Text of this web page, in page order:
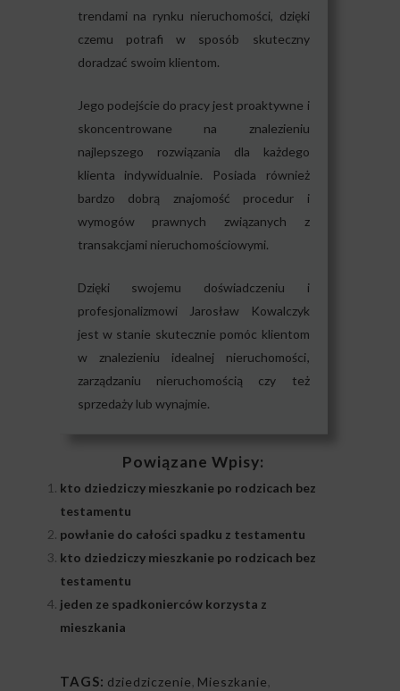
trendami na rynku nieruchomości, dzięki
czemu potrafi w sposób skuteczny
doradzać swoim klientom.
Jego podejście do pracy jest proaktywne i
skoncentrowane na znalezieniu
najlepszego rozwiązania dla każdego
klienta indywidualnie. Posiada również
bardzo dobrą znajomość procedur i
wymogów prawnych związanych z
transakcjami nieruchomościowymi.
Dzięki swojemu doświadczeniu i
profesjonalizmowi Jarosław Kowalczyk
jest w stanie skutecznie pomóc klientom
w znalezieniu idealnej nieruchomości,
zarządzaniu nieruchomością czy też
sprzedaży lub wynajmie.
Powiązane Wpisy:
kto dziedziczy mieszkanie po rodzicach bez
testamentu
powłanie do całości spadku z testamentu
kto dziedziczy mieszkanie po rodzicach bez
testamentu
jeden ze spadkonierców korzysta z
mieszkania
TAGS: dziedziczenie Mieszkanie